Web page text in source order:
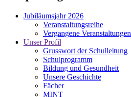
Jubiläumsjahr 2026
Veranstaltungsreihe
Vergangene Veranstaltungen
Unser Profil
Grusswort der Schulleitung
Schulprogramm
Bildung und Gesundheit
Unsere Geschichte
Fächer
MINT